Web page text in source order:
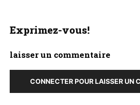
Exprimez-vous!
laisser un commentaire
CONNECTER POUR LAISSER UN